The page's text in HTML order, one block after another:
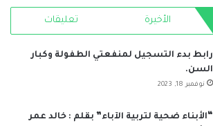
RSS الأخيرة تعليقات
رابط بدء التسجيل لمنفعتي الطفولة وكبار
السن.
نوفمبر 18, 2023
“الأبناء ضحية لتربية الآباء” بقلم : خالد عمر